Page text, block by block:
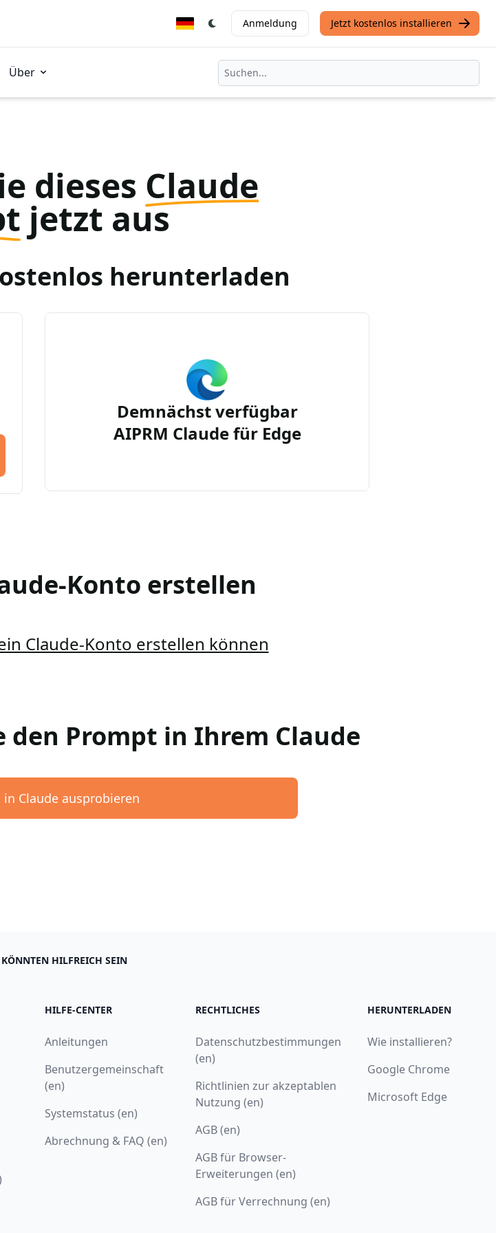
Anmeldung Jetzt kostenlos installieren
Über
dieses Claude
jetzt aus
herunterladen
Demnächst verfügbar
AIPRM Claude für Edge
Konto erstellen
Claude-Konto erstellen können
den Prompt in Ihrem Claude
Claude ausprobieren
HILFREICH SEIN
HILFE-CENTER
Anleitungen
Benutzergemeinschaft
(en)
Systemstatus (en)
Abrechnung & FAQ (en)
RECHTLICHES
Datenschutzbestimmungen
(en)
Richtlinien zur akzeptablen
Nutzung (en)
AGB (en)
AGB für Browser-
Erweiterungen (en)
AGB für Verrechnung (en)
HERUNTERLADEN
Wie installieren?
Google Chrome
Microsoft Edge